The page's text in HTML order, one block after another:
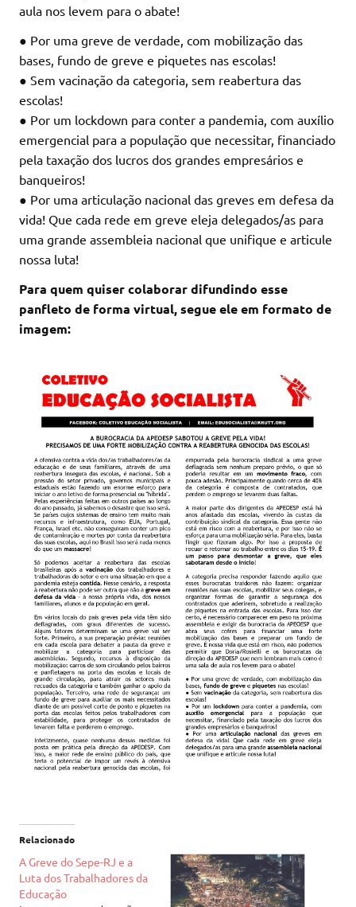
aula nos levem para o abate!
● Por uma greve de verdade, com mobilização das
bases, fundo de greve e piquetes nas escolas!
● Sem vacinação da categoria, sem reabertura das
escolas!
● Por um lockdown para conter a pandemia, com auxílio
emergencial para a população que necessitar, financiado
pela taxação dos lucros dos grandes empresários e
banqueiros!
● Por uma articulação nacional das greves em defesa da
vida! Que cada rede em greve eleja delegados/as para
uma grande assembleia nacional que unifique e articule
nossa luta!
Para quem quiser colaborar difundindo esse
panfleto de forma virtual, segue ele em formato de
imagem:
Relacionado
A Greve do Sepe-RJ e a
Luta dos Trabalhadores da
Educação